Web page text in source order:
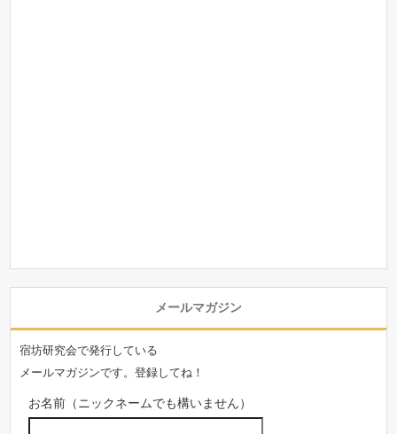
メールマガジン
宿坊研究会で発行している
メールマガジンです。登録してね！
お名前（ニックネームでも構いません）